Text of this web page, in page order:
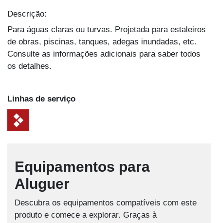
Descrição:
Para águas claras ou turvas. Projetada para estaleiros
de obras, piscinas, tanques, adegas inundadas, etc.
Consulte as informações adicionais para saber todos
os detalhes.
Linhas de serviço
Equipamentos para
Aluguer
Descubra os equipamentos compatíveis com este
produto e comece a explorar. Graças à